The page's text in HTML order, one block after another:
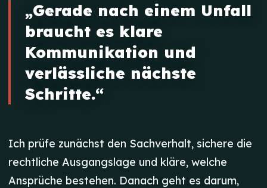
„Gerade nach einem Unfall
braucht es klare
Kommunikation und
verlässliche nächste
Schritte.“
Ich prüfe zunächst den Sachverhalt, sichere die
rechtliche Ausgangslage und kläre, welche
Ansprüche bestehen. Danach geht es darum,